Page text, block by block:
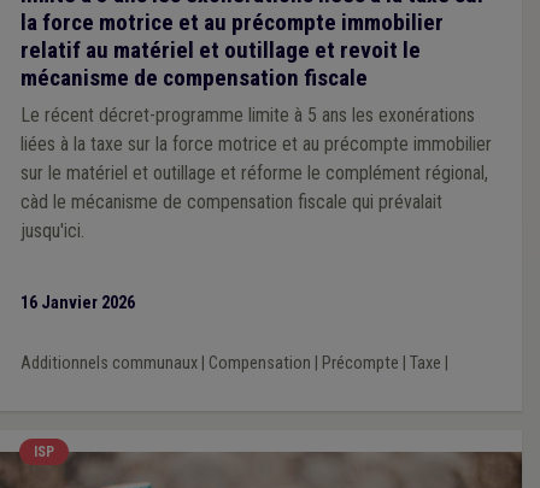
la force motrice et au précompte immobilier
relatif au matériel et outillage et revoit le
mécanisme de compensation fiscale
Le récent décret-programme limite à 5 ans les exonérations
liées à la taxe sur la force motrice et au précompte immobilier
sur le matériel et outillage et réforme le complément régional,
càd le mécanisme de compensation fiscale qui prévalait
jusqu'ici.
16 Janvier 2026
Additionnels communaux| Compensation Précompte Taxe
ISP